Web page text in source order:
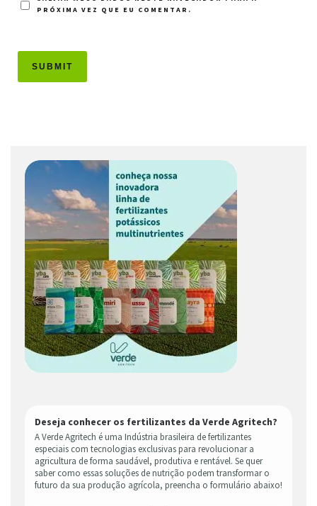
PRÓXIMA VEZ QUE EU COMENTAR.
Deseja conhecer os fertilizantes da Verde Agritech?
A Verde Agritech é uma Indústria brasileira de fertilizantes
especiais com tecnologias exclusivas para revolucionar a
agricultura de forma saudável, produtiva e rentável. Se quer
saber como essas soluções de nutrição podem transformar o
futuro da sua produção agrícola, preencha o formulário abaixo!